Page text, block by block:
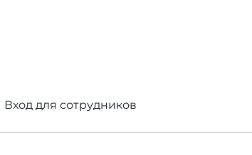
Вход для сотрудников